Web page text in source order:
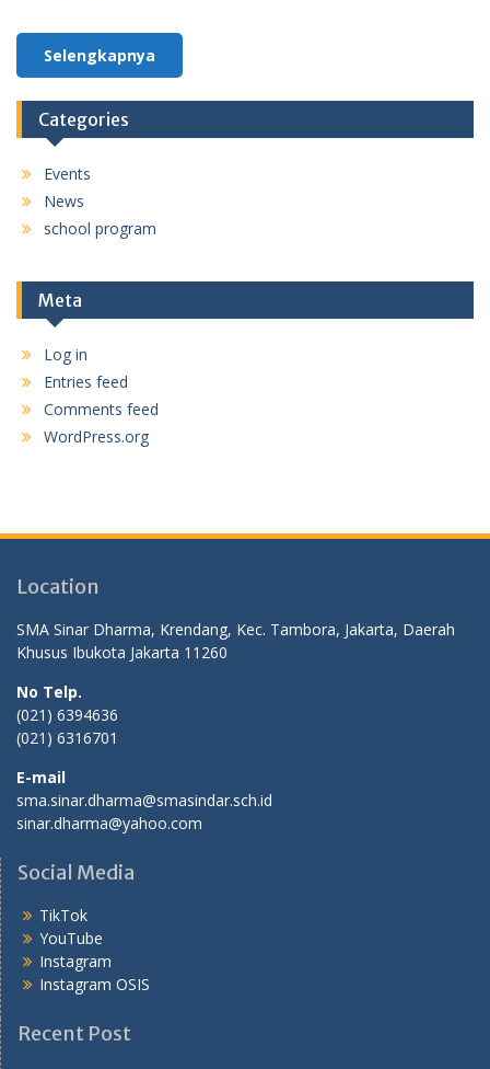
Selengkapnya
Categories
Events
News
school program
Meta
Log in
Entries feed
Comments feed
WordPress.org
Location
SMA Sinar Dharma, Krendang, Kec. Tambora, Jakarta, Daerah
Khusus Ibukota Jakarta 11260
No Telp.
(021) 6394636
(021) 6316701
E-mail
sma.sinar.dharma@smasindar.sch.id
sinar.dharma@yahoo.com
Social Media
TikTok
YouTube
Instagram
Instagram OSIS
Recent Post